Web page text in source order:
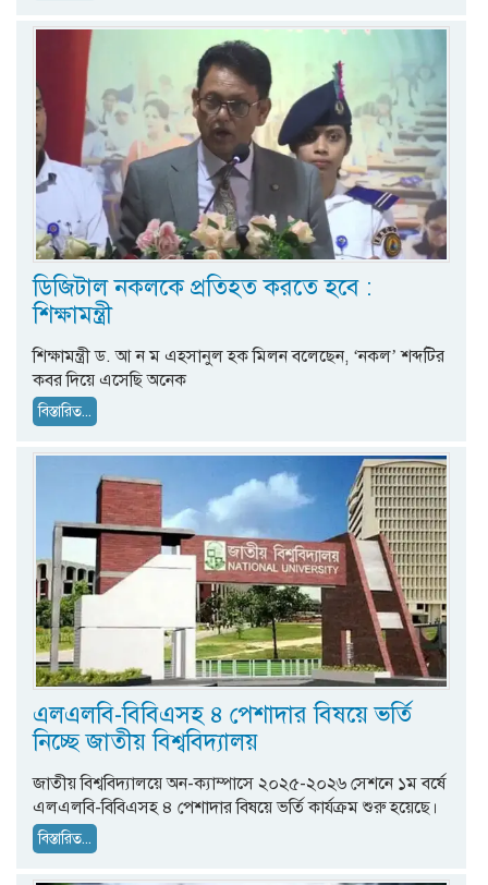
ডিজিটাল নকলকে প্রতিহত করতে হবে :
শিক্ষামন্ত্রী
শিক্ষামন্ত্রী ড. আ ন ম এহসানুল হক মিলন বলেছেন, ‘নকল’ শব্দটির
কবর দিয়ে এসেছি অনেক
বিস্তারিত...
এলএলবি-বিবিএসহ ৪ পেশাদার বিষয়ে ভর্তি
নিচ্ছে জাতীয় বিশ্ববিদ্যালয়
জাতীয় বিশ্ববিদ্যালয়ে অন-ক্যাম্পাসে ২০২৫-২০২৬ সেশনে ১ম বর্ষে
এলএলবি-বিবিএসহ ৪ পেশাদার বিষয়ে ভর্তি কার্যক্রম শুরু হয়েছে।
বিস্তারিত...